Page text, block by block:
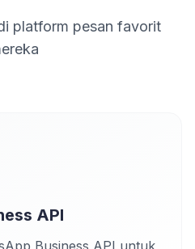
platform pesan favorit
API
Business API untuk